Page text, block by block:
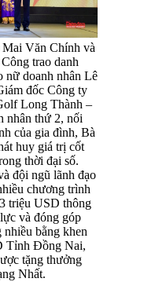
Văn Chính và
trao danh
nữ doanh nhân Lê
đốc Công ty
Long Thành –
nhân thứ 2, nối
của gia đình, Bà
huy giá trị cốt
thời đại số.
đội ngũ lãnh đạo
chương trình
triệu USD thông
và đóng góp
nhiều bằng khen
Tỉnh Đồng Nai,
tặng thưởng
Nhất.